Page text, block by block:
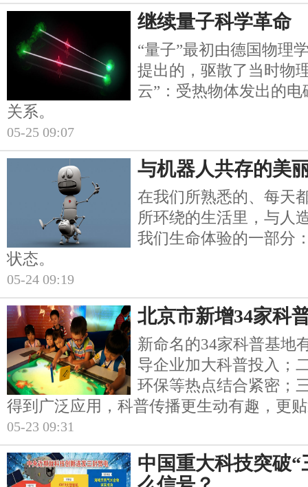
继续量子科学革命
“量子”最初由德国物理
提出的，驱散了当时物
云”：受热物体发出的
关系。
05-25 09:07
与机器人共存的美
在我们所熟悉的、每天
所环绕的生活里，与人
我们生命体验的一部分
状态。
05-24 09:19
北京市新增34家科
新命名的34家科普基地
导企业加大科普投入；
环保等热点结合紧密；
得到广泛应用，科普传播更生动有趣，更
05-23 09:31
中国重大科技突破